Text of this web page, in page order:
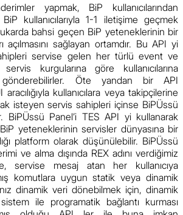
yapmak, BiP kullanıcılarından
kullanıcılarıyla 1-1 iletişime geçmek
bahsi geçen BiP yeteneklerinin bir
açılmasını sağlayan ortamdır. Bu API yi
servise gelen her türlü event ve
kurgularına göre kullanıcılarına
gönderebilirler. Öte yandan bir API
kullanıcılara veya takipçilerine
isteyen servis sahipleri içinse BiPÜssü
BiPÜssü Panel’i TES API yi kullanarak
yeteneklerinin servisler dünyasına bir
platform olarak düşünülebilir. BiPÜssü
ve alma dışında REX adını verdiğimiz
servise mesaj atan her kullanıcıya
komutlara uygun statik veya dinamik
dinamik veri dönebilmek için, dinamik
ile programatik bağlantı kurması